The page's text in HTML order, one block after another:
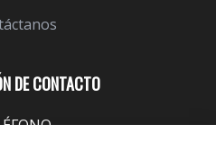
DE CONTACTO